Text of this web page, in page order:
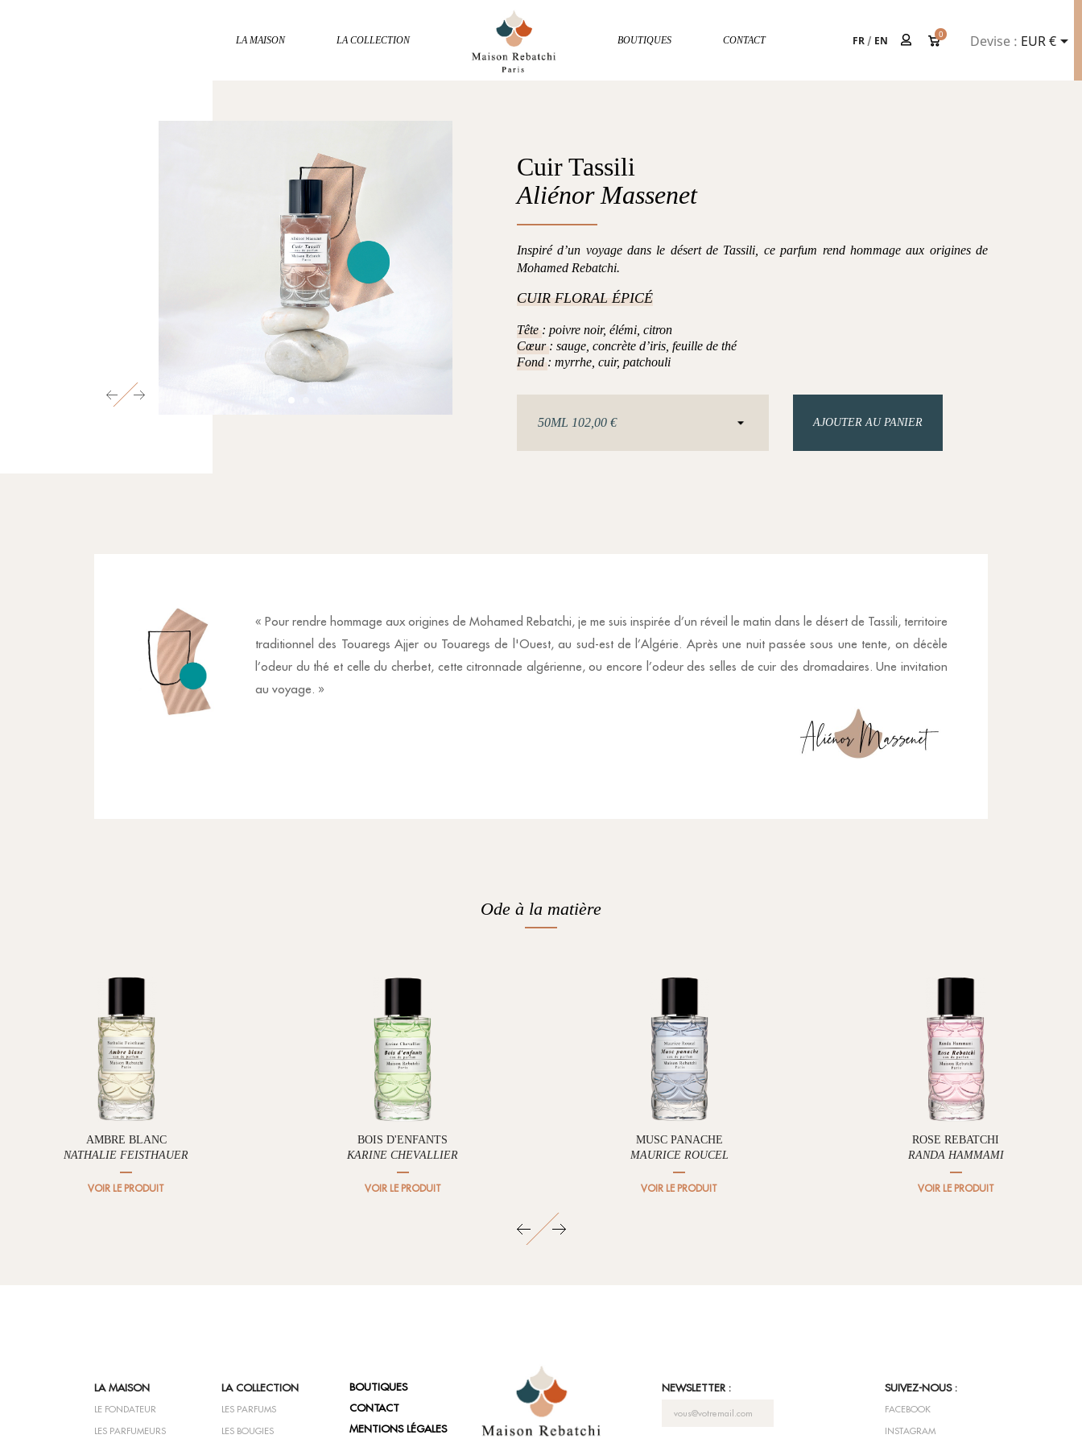
LA MAISON LA COLLECTION BOUTIQUES CONTACT FR / EN 0 Devise : EUR €
Cuir Tassili
Aliénor Massenet
Inspiré d’un voyage dans le désert de Tassili, ce parfum rend hommage aux origines de
Mohamed Rebatchi.
CUIR FLORAL ÉPICÉ
Tête: poivre noir, élémi, citron
Cœur: sauge, concrète d’iris, feuille de thé
Fond: myrrhe, cuir, patchouli
AJOUTER AU PANIER
« Pour rendre hommage aux origines de Mohamed Rebatchi, je me suis inspirée d’un réveil le matin dans le désert de Tassili, territoire
traditionnel des Touaregs Ajjer ou Touaregs de l'Ouest, au sud-est de l’Algérie. Après une nuit passée sous une tente, on décèle
l’odeur du thé et celle du cherbet, cette citronnade algérienne, ou encore l’odeur des selles de cuir des dromadaires. Une invitation
au voyage. »
Ode à la matière
AMBRE BLANC
NATHALIE FEISTHAUER
VOIR LE PRODUIT
BOIS D'ENFANTS
KARINE CHEVALLIER
VOIR LE PRODUIT
MUSC PANACHE
MAURICE ROUCEL
VOIR LE PRODUIT
ROSE REBATCHI
RANDA HAMMAMI
VOIR LE PRODUIT
LA MAISON
LE FONDATEUR
LES PARFUMEURS
LA COLLECTION
LES PARFUMS
LES BOUGIES
BOUTIQUES
CONTACT
MENTIONS LÉGALES
NEWSLETTER : SUIVEZ-NOUS :
FACEBOOK
INSTAGRAM